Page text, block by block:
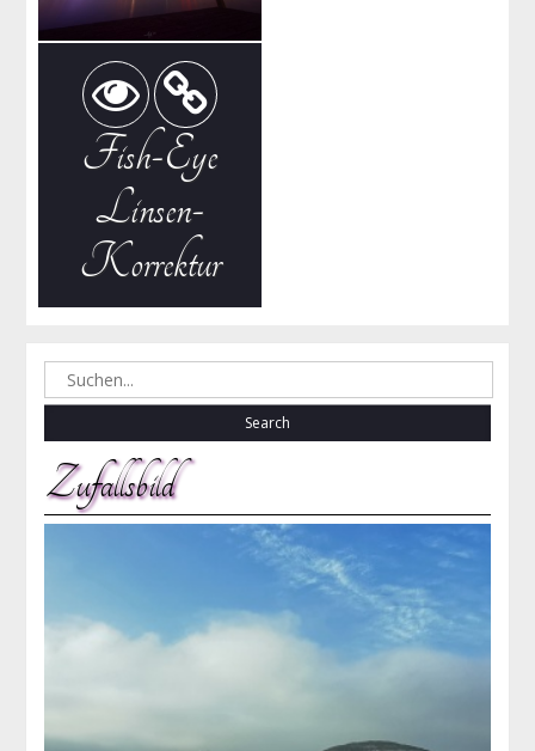
Fish-Eye
Linsen-
Korrektur
Search
for:
Zufallsbild